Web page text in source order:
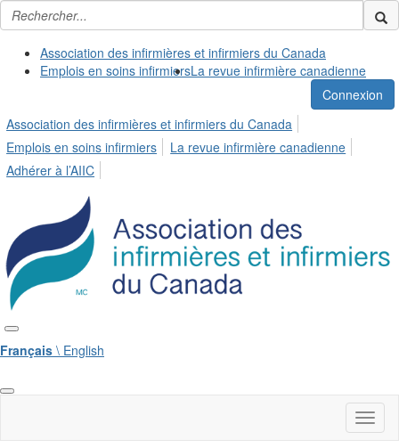
Association des infirmières et infirmiers du Canada
Emplois en soins infirmiersLa revue infirmière canadienne
Connexion
Association des infirmières et infirmiers du Canada
Emplois en soins infirmiers
La revue infirmière canadienne
Adhérer à l’AIIC
Français \ English